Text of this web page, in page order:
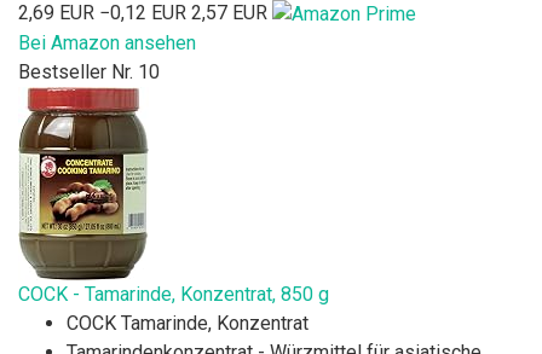
2,69 EUR −0,12 EUR 2,57 EUR
Bei Amazon ansehen
Bestseller Nr. 10
COCK - Tamarinde, Konzentrat, 850 g
COCK Tamarinde, Konzentrat